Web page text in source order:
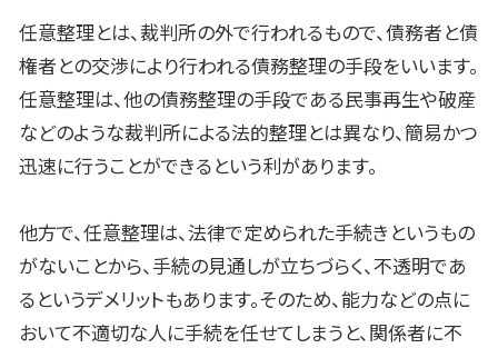
任意整理とは、裁判所の外で行われるもので、債務者と債
権者との交渉により行われる債務整理の手段をいいます。
任意整理は、他の債務整理の手段である民事再生や破産
などのような裁判所による法的整理とは異なり、簡易かつ
迅速に行うことができるという利があります。
他方で、任意整理は、法律で定められた手続きというもの
がないことから、手続の見通しが立ちづらく、不透明であ
るというデメリットもあります。そのため、能力などの点に
おいて不適切な人に手続を任せてしまうと、関係者に不